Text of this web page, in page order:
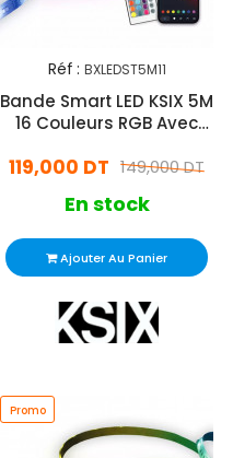
Réf : BXLEDST5M11
Bande Smart LED KSIX 5M
16 Couleurs RGB Avec
149,000 DT
119,000 DT
En stock
Ajouter Au Panier
Promo